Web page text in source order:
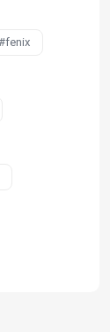
fenix